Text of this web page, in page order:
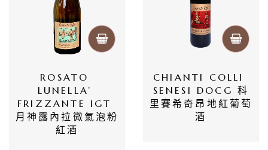
ROSATO
LUNELLA’
FRIZZANTE IGT
月神露內拉微氣泡粉
紅酒
CHIANTI COLLI
SENESI DOCG 科
里賽希奇昂地紅葡萄
酒